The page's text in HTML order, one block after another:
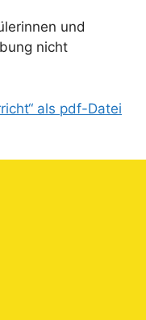
und
nicht
als pdf-Datei